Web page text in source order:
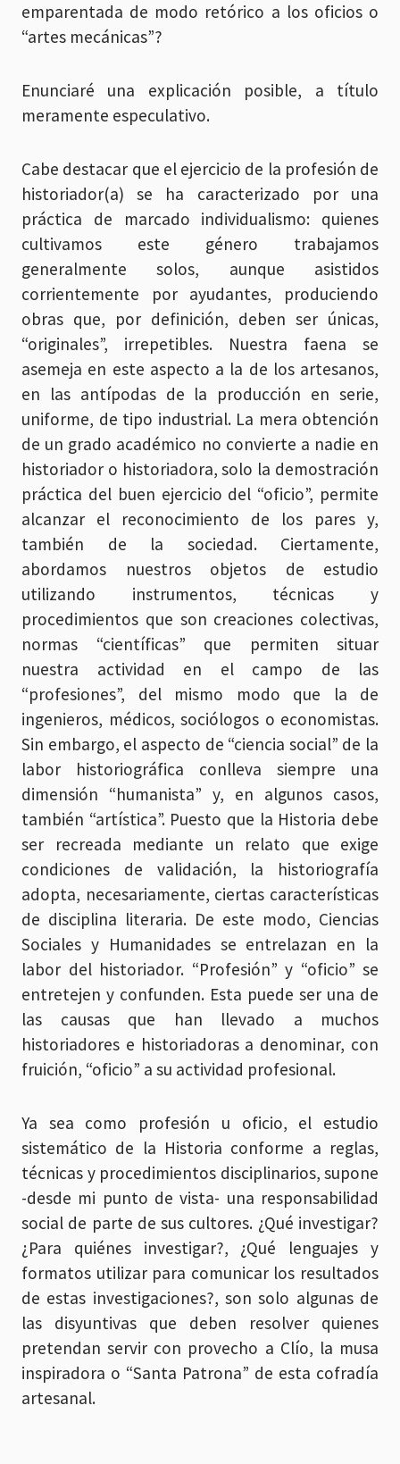
emparentada de modo retórico a los oficios o
“artes mecánicas”?
Enunciaré una explicación posible, a título
meramente especulativo.
Cabe destacar que el ejercicio de la profesión de
historiador(a) se ha caracterizado por una
práctica de marcado individualismo: quienes
cultivamos este género trabajamos
generalmente solos, aunque asistidos
corrientemente por ayudantes, produciendo
obras que, por definición, deben ser únicas,
“originales”, irrepetibles. Nuestra faena se
asemeja en este aspecto a la de los artesanos,
en las antípodas de la producción en serie,
uniforme, de tipo industrial. La mera obtención
de un grado académico no convierte a nadie en
historiador o historiadora, solo la demostración
práctica del buen ejercicio del “oficio”, permite
alcanzar el reconocimiento de los pares y,
también de la sociedad. Ciertamente,
abordamos nuestros objetos de estudio
utilizando instrumentos, técnicas y
procedimientos que son creaciones colectivas,
normas “científicas” que permiten situar
nuestra actividad en el campo de las
“profesiones”, del mismo modo que la de
ingenieros, médicos, sociólogos o economistas.
Sin embargo, el aspecto de “ciencia social” de la
labor historiográfica conlleva siempre una
dimensión “humanista” y, en algunos casos,
también “artística”. Puesto que la Historia debe
ser recreada mediante un relato que exige
condiciones de validación, la historiografía
adopta, necesariamente, ciertas características
de disciplina literaria. De este modo, Ciencias
Sociales y Humanidades se entrelazan en la
labor del historiador. “Profesión” y “oficio” se
entretejen y confunden. Esta puede ser una de
las causas que han llevado a muchos
historiadores e historiadoras a denominar, con
fruición, “oficio” a su actividad profesional.
Ya sea como profesión u oficio, el estudio
sistemático de la Historia conforme a reglas,
técnicas y procedimientos disciplinarios, supone
-desde mi punto de vista- una responsabilidad
social de parte de sus cultores. ¿Qué investigar?
¿Para quiénes investigar?, ¿Qué lenguajes y
formatos utilizar para comunicar los resultados
de estas investigaciones?, son solo algunas de
las disyuntivas que deben resolver quienes
pretendan servir con provecho a Clío, la musa
inspiradora o “Santa Patrona” de esta cofradía
artesanal.